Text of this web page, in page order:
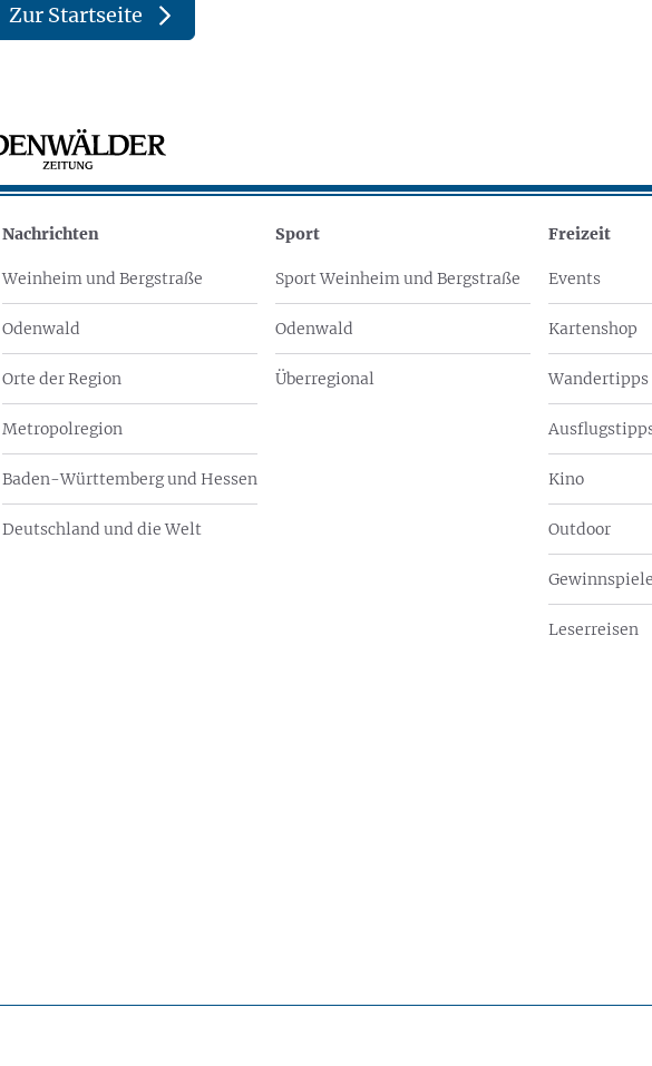
Zur Startseite
Nachrichten
Weinheim und Bergstraße
Odenwald
Orte der Region
Metropolregion
Baden-Württemberg und Hessen
Deutschland und die Welt
Sport
Sport Weinheim und Bergstraße
Odenwald
Überregional
Freizeit
Events
Kartenshop
Wandertipps
Kino
Outdoor
Gewinnspiele
Leserreisen